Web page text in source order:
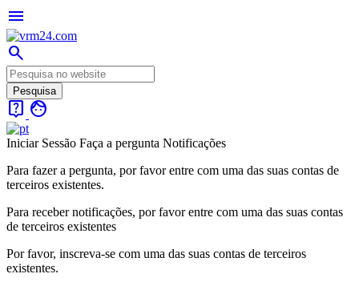
menu
search
live_help face
Iniciar Sessão Faça a pergunta Notificações
Para fazer a pergunta, por favor entre com uma das suas contas de
terceiros existentes.
Para receber notificações, por favor entre com uma das suas contas
de terceiros existentes
Por favor, inscreva-se com uma das suas contas de terceiros
existentes.